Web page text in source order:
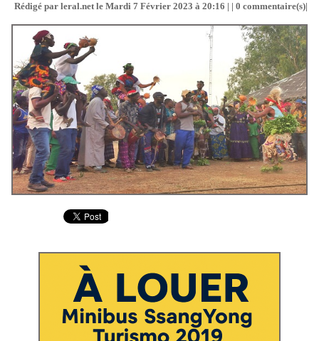
Rédigé par leral.net le Mardi 7 Février 2023 à 20:16 | | 0 commentaire(s)|